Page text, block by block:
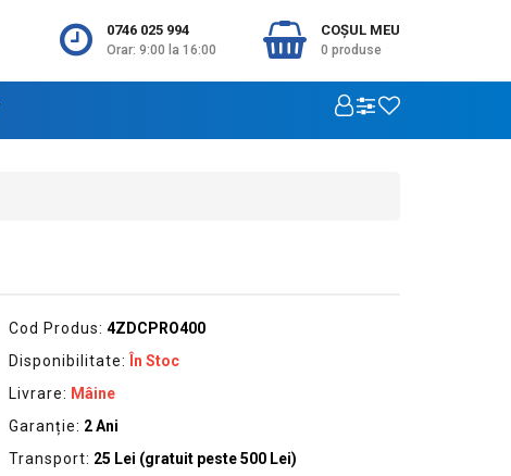
0746 025 994
Orar: 9:00 la 16:00
COŞUL MEU
0 produse
Cod Produs: 4ZDCPRO400
Disponibilitate:
În Stoc
Livrare: Mâine
Garanție: 2 Ani
Transport: 25 Lei (gratuit peste 500 Lei)